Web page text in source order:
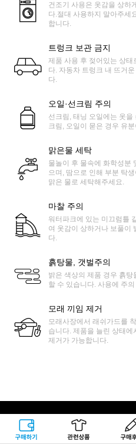
구매하기 관련상품 상품
건조기 사용은 옷감을 상하
다.절대 사용하지 말아주세
합니다.
트렁크 보관 금지
제품 사용 후 젖어있는 상태
다. 자동차 트렁크 내 뜨거
다.
오일·선크림 주의
선크림, 태닝 오일에는 옷
크림, 오일이 묻은 경우 유
맑은물 세탁
물놀이 후 물속에 화학성분
으며, 땀으로 인해 부분 탁
맑은 물로 세탁해주세요.
마찰 주의
워터파크에 있는 미끄럼틀
여 옷감이 상하거나 보풀이
다.
흙탕물, 갯벌주의
밝은 색상의 제품 경우 흙
할 수 있습니다. 사용에 주
모래 끼임 제거
모래사장에서 래쉬가드를
습니다. 제품을 늘린 상태에
제거가 가능합니다.